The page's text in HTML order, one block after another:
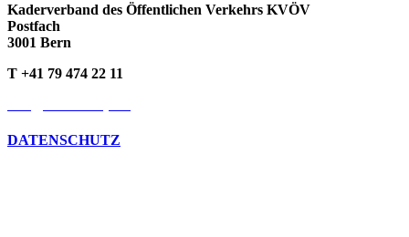
Kaderverband des Öffentlichen Verkehrs KVÖV
Postfach
3001 Bern
T +41 79 474 22 11
DATENSCHUTZ